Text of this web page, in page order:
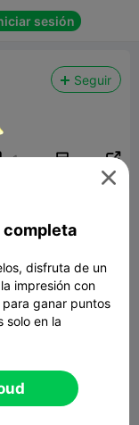
sesión
Seguir
1 

completa
disfruta de un
impresión con
para ganar puntos
solo en la